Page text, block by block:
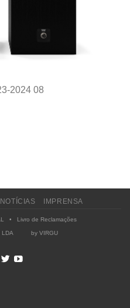
2024 08
NOTÍCIAS IMPRENSA
• Livro de Reclamações
LDA by VIRGU